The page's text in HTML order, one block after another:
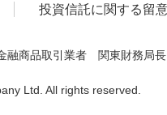
投資信託に関する留
融商品取引業者 関東財務局
Ltd. All rights reserved.